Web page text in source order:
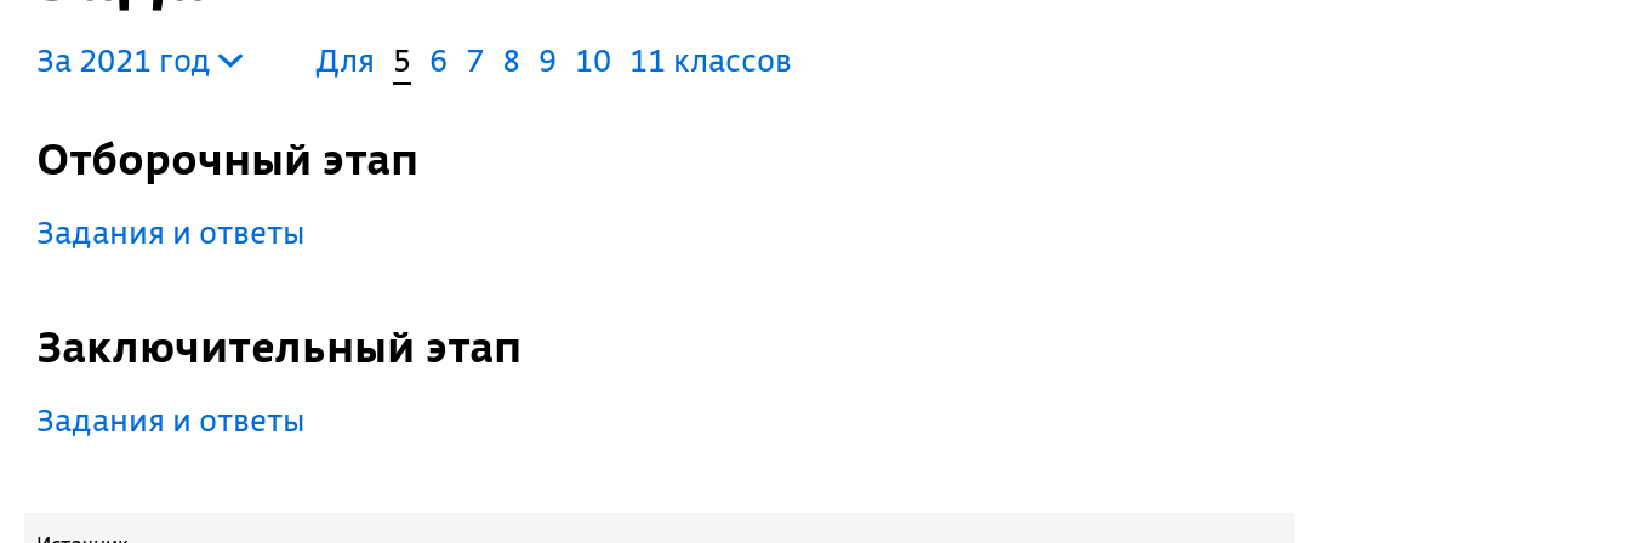
За 2021 год Для 5 6 7 8 9 10 11 классов
Отборочный этап
Задания и ответы
Заключительный этап
Задания и ответы